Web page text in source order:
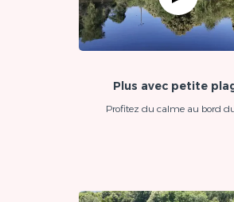
Plus avec petite
Profitez du calme au bord